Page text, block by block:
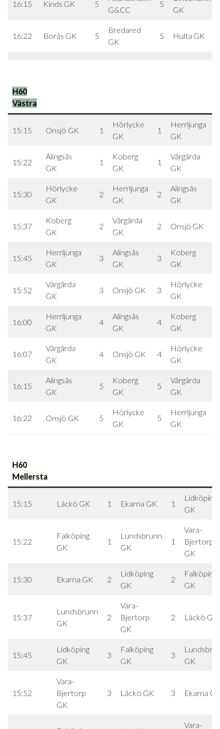
16:15 Kinds GK 5
G&CC
5
GK
16:22 Borås GK 5
Bredared
GK
5 Hulta GK
H60
Västra
15:15 Onsjö GK 1
Hörlycke
GK
1
Herrljunga
GK
15:22
Alingsås
GK
1
Koberg
GK
1
Vårgårda
GK
15:30
Hörlycke
GK
2
Herrljunga
GK
2
Alingsås
GK
15:37
Koberg
GK
2
Vårgårda
GK
2 Onsjö GK
15:45
Herrljunga
GK
3
Alingsås
GK
3
Koberg
GK
15:52
Vårgårda
GK
3 Onsjö GK 3
Hörlycke
GK
16:00
Herrljunga
GK
4
Alingsås
GK
4
Koberg
GK
16:07
Vårgårda
GK
4 Onsjö GK 4
Hörlycke
GK
16:15
Alingsås
GK
5
Koberg
GK
5
Vårgårda
GK
16:22 Onsjö GK 5
Hörlycke
GK
5
Herrljunga
GK
H60
Mellersta
15:15 Läckö GK 1 Ekarna GK 1
Lidköping
GK
15:22
Falköping
GK
1
Lundsbrunn
GK
1
Vara-
Bjertorp
GK
15:30 Ekarna GK 2
Lidköping
GK
2
Falköping
GK
15:37
Lundsbrunn
GK
2
Vara-
Bjertorp
GK
2 Läckö GK
15:45
Lidköping
GK
3
Falköping
GK
3
GK
15:52
Vara-
Bjertorp
GK
3 Läckö GK 3 Ekarna
Vara-